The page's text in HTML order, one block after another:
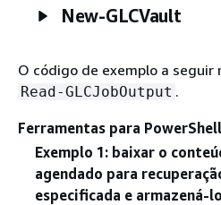
New-GLCVault
O código de exemplo a seguir
Read-GLCJobOutput .
Ferramentas para
Exemplo 1: baixar o
agendado para
especificada e armazená-